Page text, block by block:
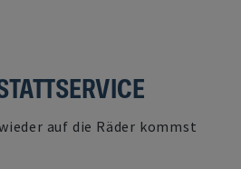
auf die Räder kommst